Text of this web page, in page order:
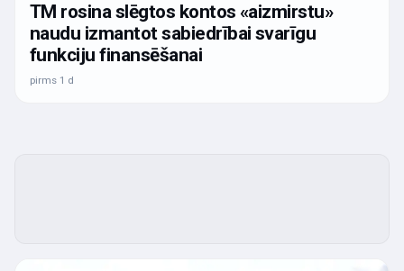
TM rosina slēgtos kontos «aizmirstu»
naudu izmantot sabiedrībai svarīgu
funkciju finansēšanai
pirms 1 d